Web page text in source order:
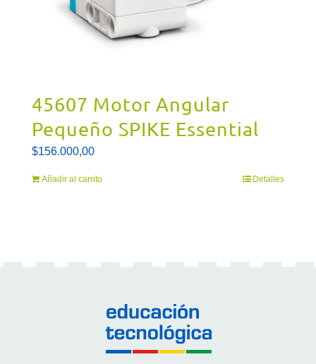
45607 Motor Angular
Pequeño SPIKE Essential
$156.000,00
Añadir al carrito Detalles